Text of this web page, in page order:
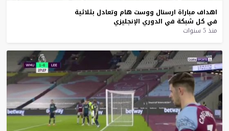
اهداف مباراة ارسنال ووست هام وتعادل بثلاثية
في كل شبكة في الدوري الإنجليزي
منذ 5 سنوات